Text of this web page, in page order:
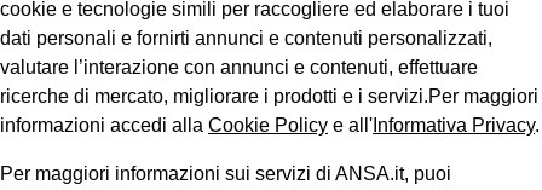
cookie e tecnologie simili per raccogliere ed elaborare i tuoi
dati personali e fornirti annunci e contenuti personalizzati,
valutare l’interazione con annunci e contenuti, effettuare
ricerche di mercato, migliorare i prodotti e i servizi.Per maggiori
informazioni accedi alla Cookie Policy e all' Informativa Privacy.
Per maggiori informazioni sui servizi di ANSA.it, puoi